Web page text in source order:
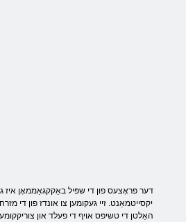
דער פּראָצעס פון די שפּיל באַקקגאַממאָן איז
יקסייטמאַנט. זיי געקומען צו אונדז פון די
האַלטן די טשיפּס אויף די פעלד און